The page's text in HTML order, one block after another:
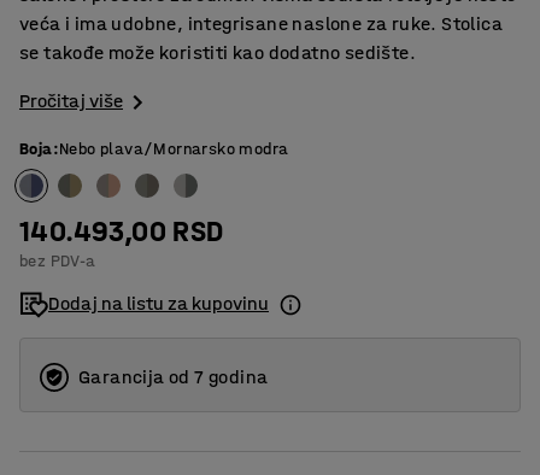
veća i ima udobne, integrisane naslone za ruke. Stolica
se takođe može koristiti kao dodatno sedište.
Pročitaj više
Boja:Nebo plava/Mornarsko modra
140.493,00 RSD
bez PDV-a
Dodaj na listu za kupovinu
Garancija od 7 godina